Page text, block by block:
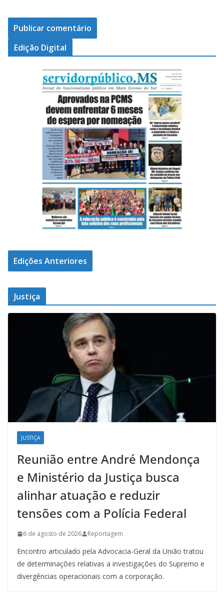
Edição Digital
Edições Anteriores
Justiça
JUSTIÇA
Reunião entre André Mendonça
e Ministério da Justiça busca
alinhar atuação e reduzir
tensões com a Polícia Federal
6 de agosto de 2026 Reportagem
Encontro articulado pela Advocacia-Geral da União tratou
de determinações relativas a investigações do Supremo e
divergências operacionais com a corporação.